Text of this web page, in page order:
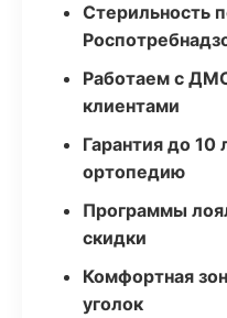
Стерильность
Работаем с
клиентами
Гарантия до 10
ортопедию
Программы
скидки
Комфортная
уголок